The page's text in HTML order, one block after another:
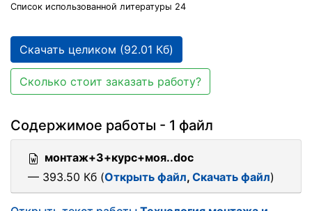
Список использованной литературы 24
Скачать целиком (92.01 Кб)
Сколько стоит заказать работу?
Содержимое работы - 1 файл
монтаж+3+курс+моя..doc
— 393.50 Кб (Открыть файл, Скачать файл)